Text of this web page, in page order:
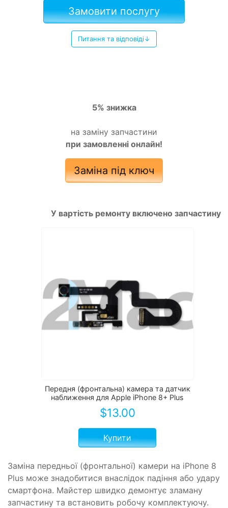
Замовити послугу
Питання та відповіді↓
5% знижка
на заміну запчастини
при замовленні онлайн!
Заміна під ключ
У вартість ремонту включено запчастину
Передня (фронтальна) камера та датчик
наближення для Apple iPhone 8+ Plus
$13.00
Купити
Заміна передньої (фронтальної) камери на iPhone 8
Plus може знадобитися внаслідок падіння або удару
смартфона. Майстер швидко демонтує зламану
запчастину та встановить робочу комплектуючу.